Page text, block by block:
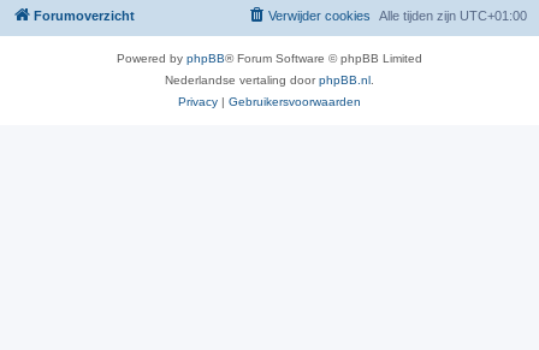
Forumoverzicht Alle tijden zijn UTC+01:00
Verwijder cookies
Powered by phpBB® Forum Software © phpBB Limited
Nederlandse vertaling doorphpBB.nl
Privacy | Gebruikersvoorwaarden